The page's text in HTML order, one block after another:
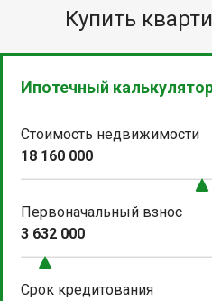
Купить
Ипотечный
Стоимость недвижимости
18 160 000
Первоначальный взнос
3 632 000
Срок кредитования